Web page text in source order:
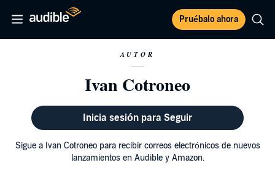
Pruébalo ahora
AUTOR
Ivan Cotroneo
Inicia sesión para Seguir
Sigue a Ivan Cotroneo para recibir correos electrónicos de nuevos
lanzamientos en Audible y Amazon.